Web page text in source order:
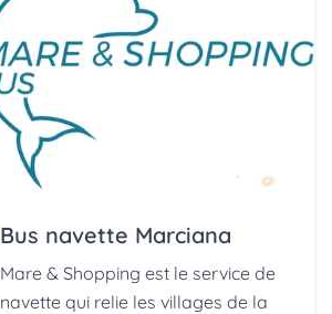
Bus navette Marciana
Mare & Shopping est le service de
navette qui relie les villages de la